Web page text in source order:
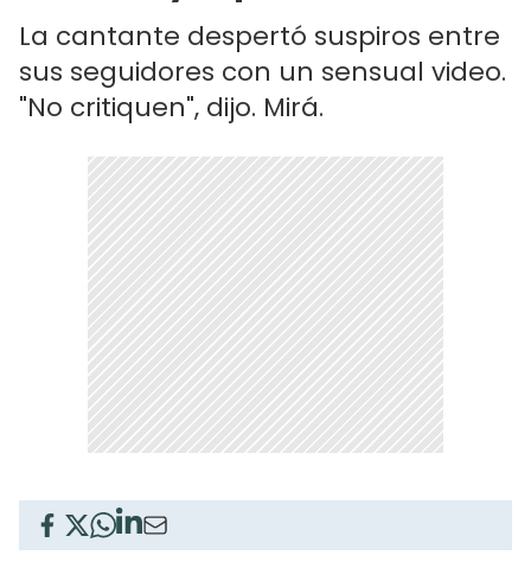
La cantante despertó suspiros entre
sus seguidores con un sensual video.
"No critiquen", dijo. Mirá.